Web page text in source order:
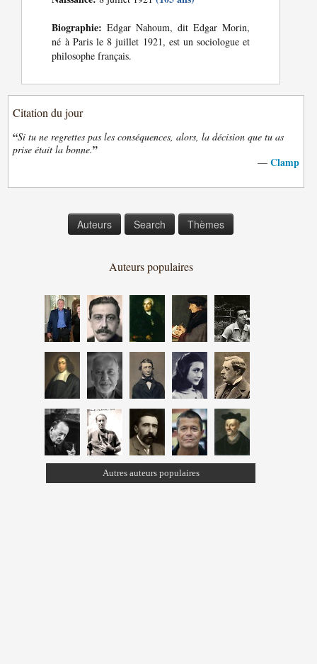
Biographie: Edgar Nahoum, dit Edgar Morin,
né à Paris le 8 juillet 1921, est un sociologue et
philosophe français.
Citation du jour
“Si tu ne regrettes pas les conséquences, alors, la décision que tu as
prise était la bonne.”
— Clamp
Auteurs Search Thèmes
Auteurs populaires
Autres auteurs populaires